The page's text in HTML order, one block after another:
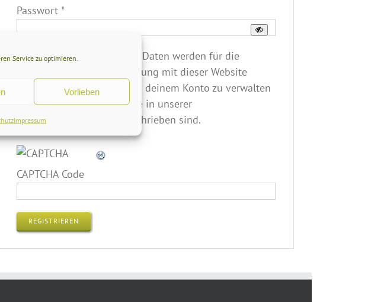
Service zu optimieren.
Vorlieben
Impressum
Passwort *Erforderlich
Deine personenbezogenen Daten werden für die
Verbesserung deiner Erfahrung mit dieser Website
benutzt, um den Zugang zu deinem Konto zu verwalten
und für weitere Zwecke, die in unserer
Datenschutzerklärung
beschrieben sind.
CAPTCHA Code
REGISTRIEREN